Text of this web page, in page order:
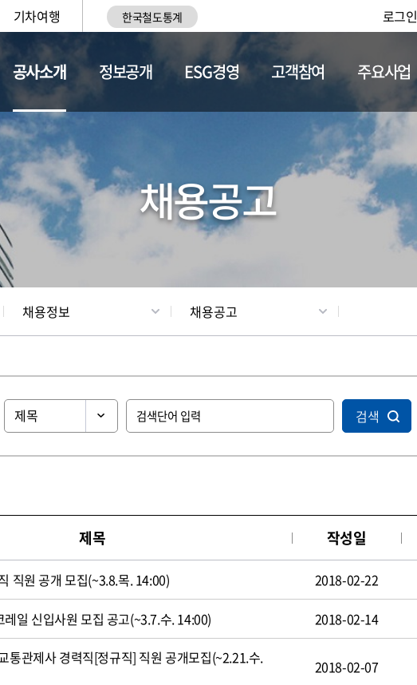
기차여행 한국철도통계 로그인
공사소개
현황 채용정보
정보공개 ESG경영 고객참여 주요사업
채용공고
채용정보 채용공고
검색
제목 작성일
직원 공개 모집(~3.8.목. 14:00) 2018-02-22
일 신입사원 모집 공고(~3.7.수. 14:00) 2018-02-14
통관제사 경력직[정규직] 직원 공개모집(~2.21.수.
2018-02-07